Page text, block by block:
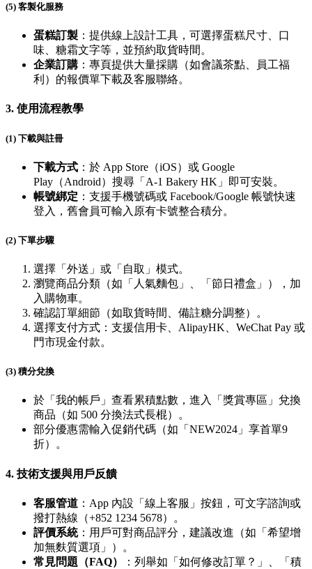
(5) 客製化服務
蛋糕訂製 ：提供線上設計工具，可選擇蛋糕尺寸、口
味、糖霜文字等，並預約取貨時間。
企業訂購 ：專頁提供大量採購（如會議茶點、員工福
利）的報價單下載及客服聯絡。
3. 使用流程教學
(1) 下載與註冊
下載方式 ：於 App Store（iOS）或 Google
Play（Android）搜尋「A-1 Bakery HK」即可安裝。
帳號綁定 ：支援手機號碼或 Facebook/Google 帳號快速
登入，舊會員可輸入原有卡號整合積分。
(2) 下單步驟
選擇「外送」或「自取」模式。
瀏覽商品分類（如「人氣麵包」、「節日禮盒」），加
入購物車。
確認訂單細節（如取貨時間、備註糖分調整）。
選擇支付方式：支援信用卡、AlipayHK、WeChat Pay 或
門市現金付款。
(3) 積分兌換
於「我的帳戶」查看累積點數，進入「獎賞專區」兌換
商品（如 500 分換法式長棍）。
部分優惠需輸入促銷代碼（如「NEW2024」享首單9
折）。
4. 技術支援與用戶反饋
客服管道 ：App 內設「線上客服」按鈕，可文字諮詢或
撥打熱線（+852 1234 5678）。
評價系統：用戶可對商品評分，建議改進（如「希望增
加無麩質選項」）。
常見問題（FAQ）
：列舉如「如何修改訂單？」、「積